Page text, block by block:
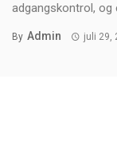
adgangskontrol,
By Admin juli 29,